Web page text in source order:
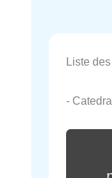
Liste
-